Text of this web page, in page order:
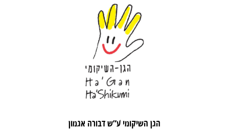
הגן השיקומי ע”ש דבורה אגמון